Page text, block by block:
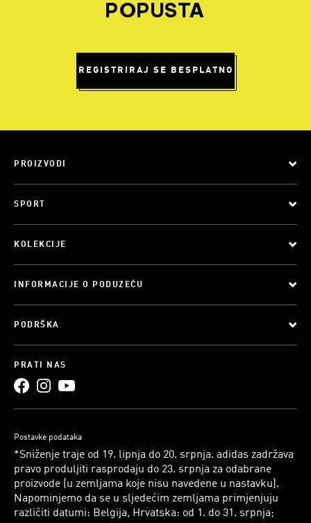
POPUSTA
REGISTRIRAJ SE BESPLATNO
PROIZVODI
SPORT
KOLEKCIJE
INFORMACIJE O PODUZEĆU
PODRŠKA
PRATI NAS
Postavke podataka
*Sniženje traje od 19. lipnja do 20. srpnja. adidas zadržava
pravo produljiti rasprodaju do 23. srpnja za odabrane
proizvode (u zemljama koje nisu navedene u nastavku).
Napominjemo da se u sljedećim zemljama primjenjuju
različiti datumi: Belgija, Hrvatska: od 1. do 31. srpnja;